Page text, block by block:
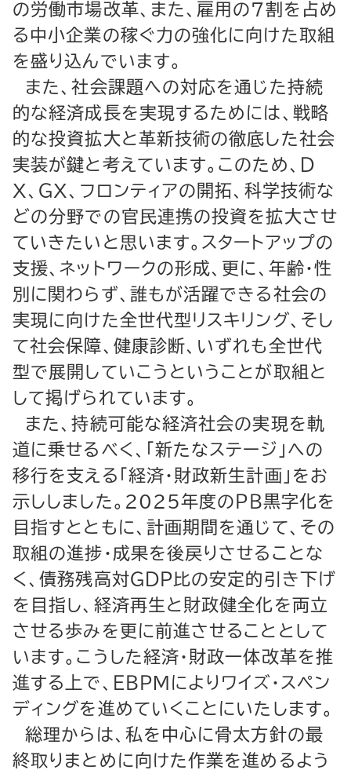
の労働市場改革、また、雇用の７割を占め
る中小企業の稼ぐ力の強化に向けた取組
を盛り込んでいます。
また、社会課題への対応を通じた持続
的な経済成長を実現するためには、戦略
的な投資拡大と革新技術の徹底した社会
実装が鍵と考えています。このため、Ｄ
Ｘ、ＧＸ、フロンティアの開拓、科学技術な
どの分野での官民連携の投資を拡大させ
ていきたいと思います。スタートアップの
支援、ネットワークの形成、更に、年齢・性
別に関わらず、誰もが活躍できる社会の
実現に向けた全世代型リスキリング、そし
て社会保障、健康診断、いずれも全世代
型で展開していこうということが取組と
して掲げられています。
また、持続可能な経済社会の実現を軌
道に乗せるべく、「新たなステージ」への
移行を支える「経済・財政新生計画」をお
示ししました。2025年度のＰＢ黒字化を
目指すとともに、計画期間を通じて、その
取組の進捗・成果を後戻りさせることな
く、債務残高対ＧＤＰ比の安定的引き下げ
を目指し、経済再生と財政健全化を両立
させる歩みを更に前進させることとして
います。こうした経済・財政一体改革を推
進する上で、ＥＢＰＭによりワイズ・スペン
ディングを進めていくことにいたします。
総理からは、私を中心に骨太方針の最
終取りまとめに向けた作業を進めるよう